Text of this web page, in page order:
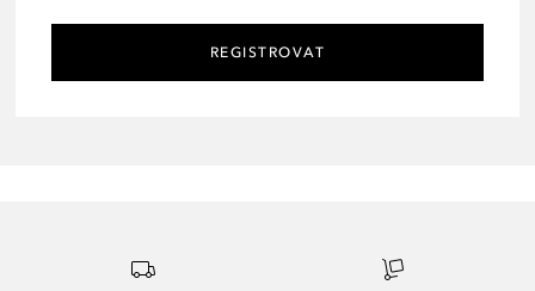
REGISTROVAT